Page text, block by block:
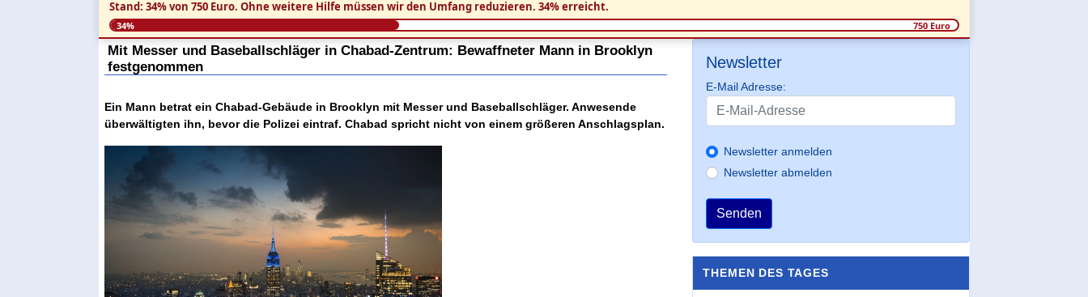
Stand: 34% von 750 Euro. Ohne weitere Hilfe müssen wir den Umfang reduzieren. 34% erreicht.
34% 750 Euro
Mit Messer und Baseballschläger in Chabad-Zentrum: Bewaffneter Mann in Brooklyn
festgenommen
Ein Mann betrat ein Chabad-Gebäude in Brooklyn mit Messer und Baseballschläger. Anwesende
überwältigten ihn, bevor die Polizei eintraf. Chabad spricht nicht von einem größeren Anschlagsplan.
Newsletter
E-Mail Adresse:
Newsletter anmelden
Newsletter abmelden
Senden
THEMEN DES TAGES